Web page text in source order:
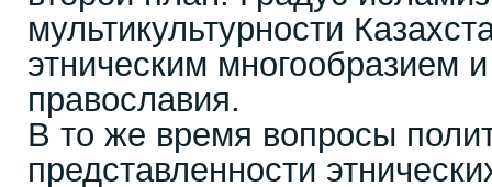
мультикультурности
этническим многообразием
православия.
В то же время вопросы
представленности